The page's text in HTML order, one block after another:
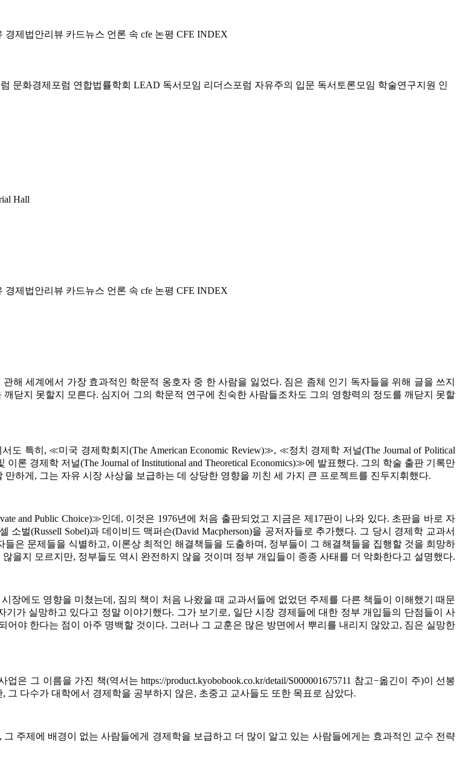
경제법안리뷰 카드뉴스 언론 속 cfe 논평 CFE INDEX
문화경제포럼 연합법률학회 LEAD 독서모임 리더스포럼 자유주의 입문 독서토론모임 학술연구지원 인
Hall
경제법안리뷰 카드뉴스 언론 속 cfe 논평 CFE INDEX
해 세계에서 가장 효과적인 학문적 옹호자 중 한 사람을 잃었다. 짐은 좀체 인기 독자들을 위해 글을 쓰지
깨닫지 못할지 모른다. 심지어 그의 학문적 연구에 친숙한 사람들조차도 그의 영향력의 정도를 깨닫지 못할
도 특히 , ≪미국 경제학회지 (The American Economic Review)≫, ≪정치 경제학 저널(The Journal of Political
이론 경제학 저널(The Journal of Institutional and Theoretical Economics)≫에 발표했다. 그의 학술 출판 기록만
만하게 , 그는 자유 시장 사상을 보급하는 데 상당한 영향을 끼친 세 가지 큰 프로젝트를 진두지휘했다.
and Public Choice)≫인데 , 이것은 1976년에 처음 출판되었고 지금은 제 17판이 나와 있다. 초판을 바로 자
소벌(Russell Sobel)과 데이비드 맥퍼슨(David Macpherson)을 공저자들로 추가했다. 그 당시 경제학 교과서
들은 문제들을 식별하고, 이론상 최적인 해결책들을 도출하며 , 정부들이 그 해결책들을 집행할 것을 희망하
을지 모르지만, 정부들도 역시 완전하지 않을 것이며 정부 개입들이 종종 사태를 더 악화한다고 설명했다.
장에도 영향을 미쳤는데 , 짐의 책이 처음 나왔을 때 교과서들에 없었던 주제를 다른 책들이 이해했기 때문
기가 실망하고 있다고 정말 이야기했다. 그가 보기로, 일단 시장 경제들에 대한 정부 개입들의 단점들이 사
어야 한다는 점이 아주 명백할 것이다. 그러나 그 교훈은 많은 방면에서 뿌리를 내리지 않았고, 짐은 실망한
업은 그 이름을 가진 책(역서는https://product.kyobobook.co.kr/detail/S000001675711 참고−옮긴이 주)이 선봉
, 그 다수가 대학에서 경제학을 공부하지 않은, 초중고 교사들도 또한 목표로 삼았다.
, 그 주제에 배경이 없는 사람들에게 경제학을 보급하고 더 많이 알고 있는 사람들에게는 효과적인 교수 전략